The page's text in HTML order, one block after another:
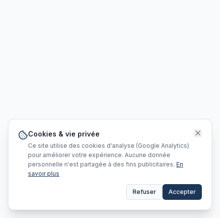
Cookies & vie privée
Ce site utilise des cookies d'analyse (Google Analytics)
pour améliorer votre expérience. Aucune donnée
personnelle n'est partagée à des fins publicitaires. En
savoir plus
Refuser Accepter